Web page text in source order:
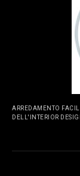
ARREDAMENTO
DELL'INTERIOR